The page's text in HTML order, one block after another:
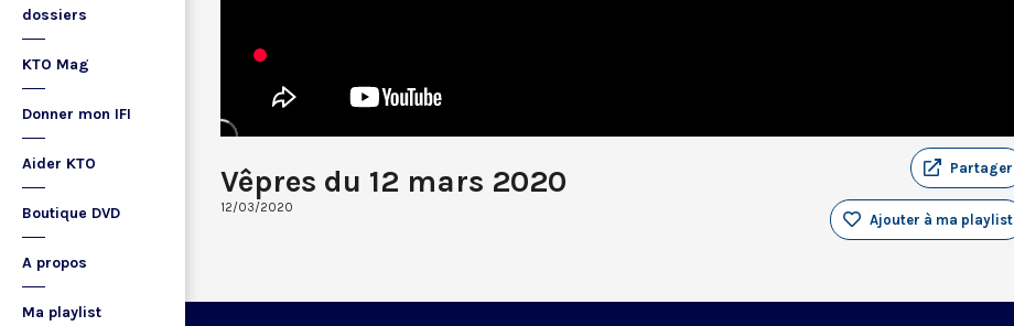
dossiers
KTO Mag
Donner mon IFI
Aider KTO
Boutique DVD
A propos
Ma playlist
Vêpres du 12 mars 2020
12/03/2020
Partager
Ajouter à ma playlist